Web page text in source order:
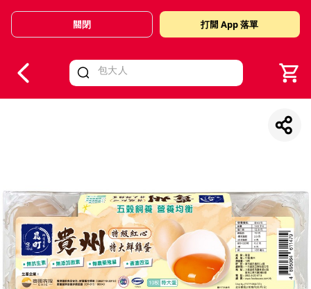
Valid Until 30 June 2026
關閉 打開 App 落單